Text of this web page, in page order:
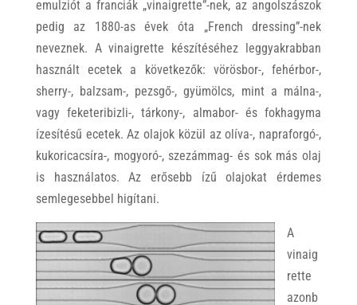
emulziót a franciák „vinaigrette”-nek, az angolszászok
pedig az 1880-as évek óta „French dressing”-nek
neveznek. A vinaigrette készítéséhez leggyakrabban
használt ecetek a következők: vörösbor-, fehérbor-,
sherry-, balzsam-, pezsgő-, gyümölcs, mint a málna-,
vagy feketeribizli-, tárkony-, almabor- és fokhagyma
ízesítésű ecetek. Az olajok közül az olíva-, napraforgó-,
kukoricacsíra-, mogyoró-, szezámmag- és sok más olaj
is használatos. Az erősebb ízű olajokat érdemes
semlegesebbel higítani.
A
vinaig
rette
azonb